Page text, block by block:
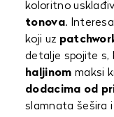
koloritno
tonova.
koji uz
detalje spojite s,
haljinom maksi
dodacima od
slamnata šešira